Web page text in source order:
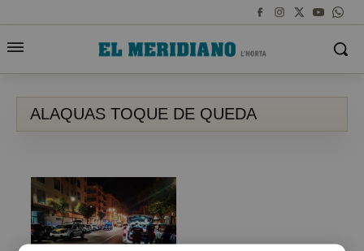
ALAQUAS TOQUE DE QUEDA